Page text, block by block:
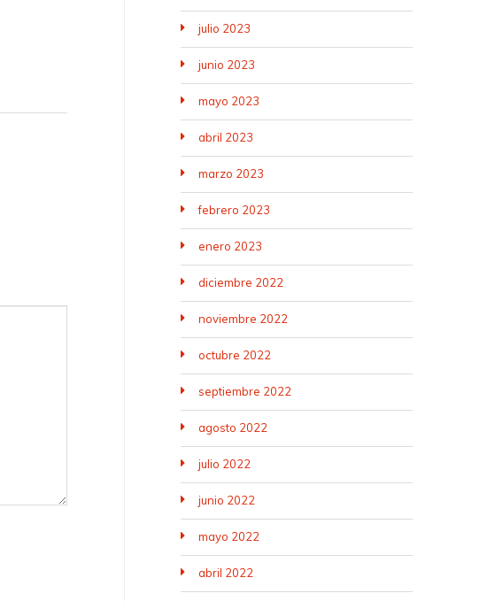
julio 2023
junio 2023
mayo 2023
abril 2023
marzo 2023
febrero 2023
enero 2023
diciembre 2022
noviembre 2022
octubre 2022
septiembre 2022
agosto 2022
julio 2022
junio 2022
mayo 2022
abril 2022